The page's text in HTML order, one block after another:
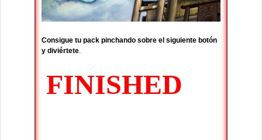
Consigue tu pack pinchando sobre el siguiente botón
y diviértete.